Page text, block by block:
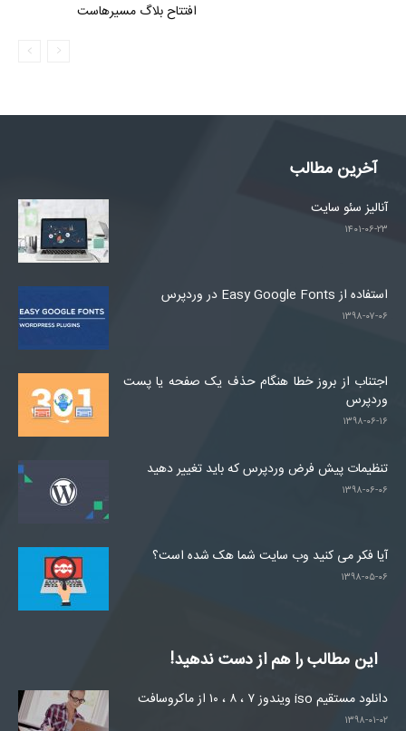
افتتاح بلاگ مسیرهاست
آخرین مطالب
آنالیز سئو سایت
۱۴۰۱-۰۶-۲۳
استفاده از Easy Google Fonts در وردپرس
۱۳۹۸-۰۷-۰۶
اجتناب از بروز خطا هنگام حذف یک صفحه یا پست
وردپرس
۱۳۹۸-۰۶-۱۶
تنظیمات پیش فرض وردپرس که باید تغییر دهید
۱۳۹۸-۰۶-۰۶
آیا فکر می کنید وب سایت شما هک شده است؟
۱۳۹۸-۰۵-۰۶
این مطالب را هم از دست ندهید!
دانلود مستقیم iso ویندوز ۷ ، ۸ ، ۱۰ از ماکروسافت
۱۳۹۸-۰۱-۰۲